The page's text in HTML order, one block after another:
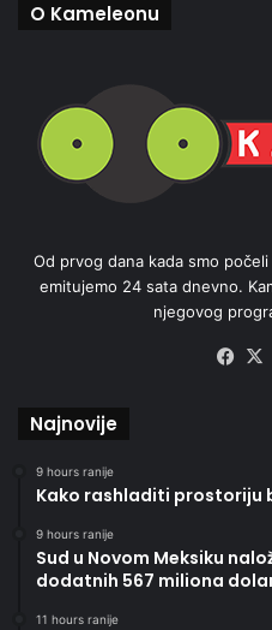
O Kameleonu
Od prvog dana kada smo
emitujemo 24 sata dnevno.
njegovog
Najnovije
9 hours ranije
Kako rashladiti prostoriju
9 hours ranije
Sud u Novom Meksiku
dodatnih 567 miliona
11 hours ranije